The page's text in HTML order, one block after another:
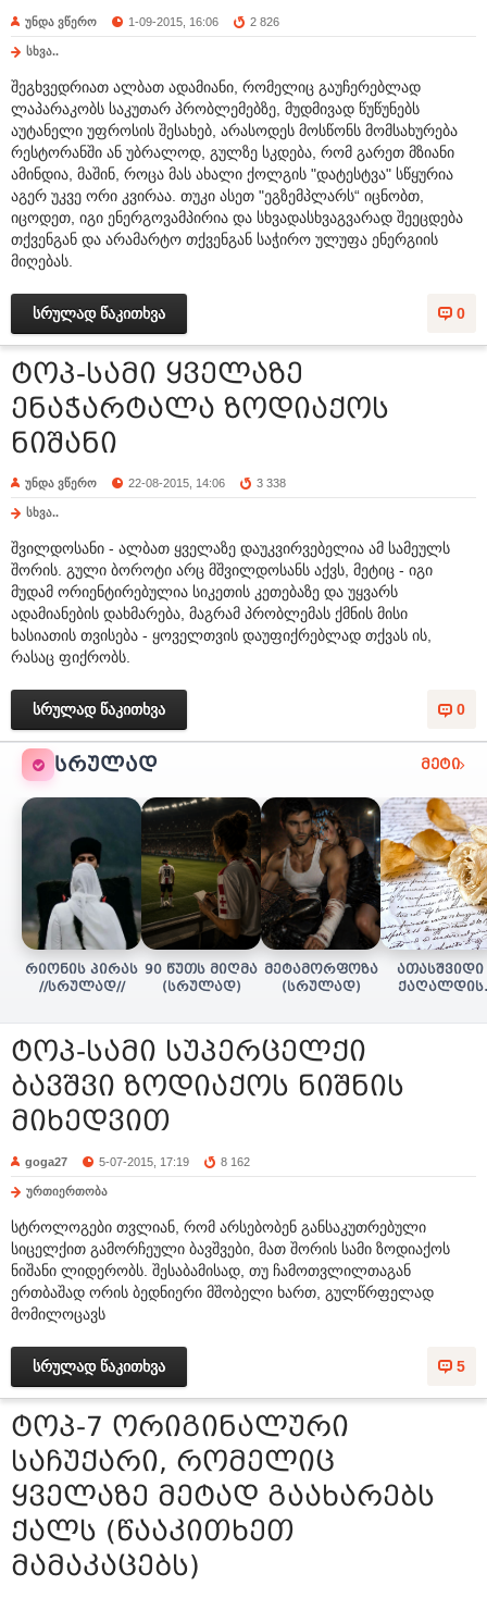
უნდა ვწერო 1-09-2015, 16:06 2 826
სხვა..
შეგხვედრიათ ალბათ ადამიანი, რომელიც გაუჩერებლად
ლაპარაკობს საკუთარ პრობლემებზე, მუდმივად წუწუნებს
აუტანელი უფროსის შესახებ, არასოდეს მოსწონს მომსახურება
რესტორანში ან უბრალოდ, გულზე სკდება, რომ გარეთ მზიანი
ამინდია, მაშინ, როცა მას ახალი ქოლგის "დატესტვა" სწყურია
აგერ უკვე ორი კვირაა. თუკი ასეთ "ეგზემპლარს“ იცნობთ,
იცოდეთ, იგი ენერგოვამპირია და სხვადასხვაგვარად შეეცდება
თქვენგან და არამარტო თქვენგან საჭირო ულუფა ენერგიის
მიღებას.
0
სრულად წაკითხვა
ტოპ-სამი ყველაზე
ენაჭარტალა ზოდიაქოს
ნიშანი
უნდა ვწერო 22-08-2015, 14:06 3 338
სხვა..
შვილდოსანი - ალბათ ყველაზე დაუკვირვებელია ამ სამეულს
შორის. გული ბოროტი არც მშვილდოსანს აქვს, მეტიც - იგი
მუდამ ორიენტირებულია სიკეთის კეთებაზე და უყვარს
ადამიანების დახმარება, მაგრამ პრობლემას ქმნის მისი
ხასიათის თვისება - ყოველთვის დაუფიქრებლად თქვას ის,
რასაც ფიქრობს.
0
სრულად წაკითხვა
ᲡᲠᲣᲚᲐᲓ მეტი
რიონის პირას
//სრულად//
90 წუთს მიღმა
(სრულად)
მეტამორფოზა
(სრულად)
ათასშვიდი
ქაღალდის
სრულად
ტოპ-სამი სუპერცელქი
ბავშვი ზოდიაქოს ნიშნის
მიხედვით
goga27 5-07-2015, 17:19 8 162
ურთიერთობა
სტროლოგები თვლიან, რომ არსებობენ განსაკუთრებული
სიცელქით გამორჩეული ბავშვები, მათ შორის სამი ზოდიაქოს
ნიშანი ლიდერობს. შესაბამისად, თუ ჩამოთვლილთაგან
ერთბაშად ორის ბედნიერი მშობელი ხართ, გულწრფელად
მომილოცავს
5
სრულად წაკითხვა
ტოპ-7 ორიგინალური
საჩუქარი, რომელიც
ყველაზე მეტად გაახარებს
ქალს (წააკითხეთ
მამაკაცებს)